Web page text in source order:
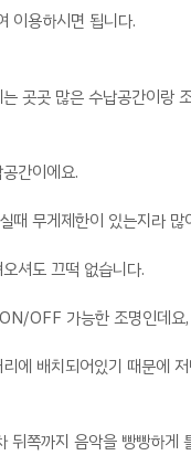
이용하시면 됩니다.
곳곳 많은 수납공간이랑
간이에요.
때 무게제한이 있는지라
셔도 끄떡 없습니다.
OFF 가능한 조명인데요,
에 배치되어있기 때문에
뒤쪽까지 음악을 빵빵하게